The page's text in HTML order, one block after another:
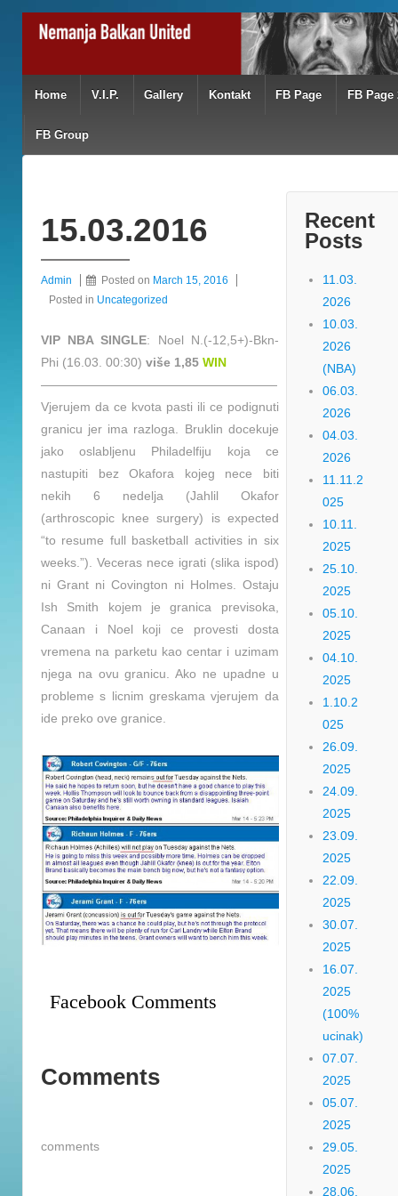
Home V.I.P. Gallery Kontakt FB Page FB Page
FB Group
15.03.2016
Admin Posted on March 15, 2016
Posted in Uncategorized
VIP NBA SINGLE: Noel N.(-12,5+)-Bkn-
Phi (16.03. 00:30) više 1,85 WIN
———————————————————
Vjerujem da ce kvota pasti ili ce podignuti
granicu jer ima razloga. Bruklin docekuje
jako oslabljenu Philadelfiju koja ce
nastupiti bez Okafora kojeg nece biti
nekih 6 nedelja (Jahlil Okafor
(arthroscopic knee surgery) is expected
“to resume full basketball activities in six
weeks.”). Veceras nece igrati (slika ispod)
ni Grant ni Covington ni Holmes. Ostaju
Ish Smith kojem je granica previsoka,
Canaan i Noel koji ce provesti dosta
vremena na parketu kao centar i uzimam
njega na ovu granicu. Ako ne upadne u
probleme s licnim greskama vjerujem da
ide preko ove granice.
Facebook Comments
Comments
comments
Recent
Posts
11.03.
2026
10.03.
2026
(NBA)
06.03.
2026
04.03.
2026
11.11.2
025
10.11.
2025
25.10.
2025
05.10.
2025
04.10.
2025
1.10.2
025
26.09.
2025
24.09.
2025
23.09.
2025
22.09.
2025
30.07.
2025
16.07.
2025
(100%
ucinak)
07.07.
2025
05.07.
2025
29.05.
2025
28.06.